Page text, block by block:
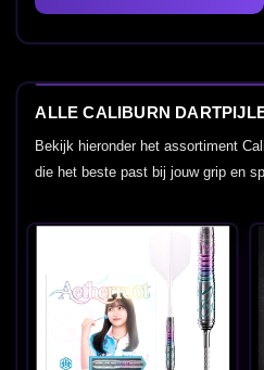
ALLE CALIBURN
Bekijk hieronder het assortiment
die het beste past bij jouw grip en